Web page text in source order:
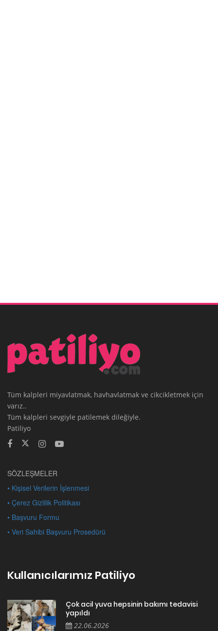
Tüm kalpleri miyavlatmak, havhavlatmak ve cikcikletmek için
varız..
Tüm kalpleri sevgiyle patilemek dileğiyle.
Patiliyo
SÖZLEŞMELER
• Kişisel Verilerin İşlenmesi
• Çerez Gizlilik Politikası
• Başvuru Formu
• Veri Sahibi Başvuru Prosedürü
Kullanıcılarımız Patiliyo
Çok acil yuva hepsinin bakımı tedavisi
yapıldı
22.06.2026